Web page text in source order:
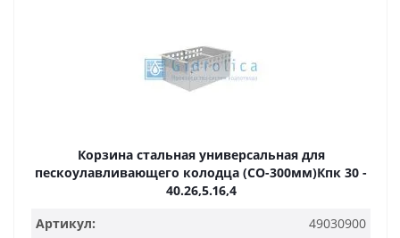
Корзина стальная универсальная для
пескоулавливающего колодца (СО-300мм)Кпк 30 -
40.26,5.16,4
Артикул:
49030900